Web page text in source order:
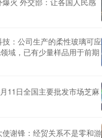
：公司生产的柔性玻璃可应
域，已有少量样品用于前期
11日全国主要批发市场芝麻
谢锋：经贸关系不是零和游